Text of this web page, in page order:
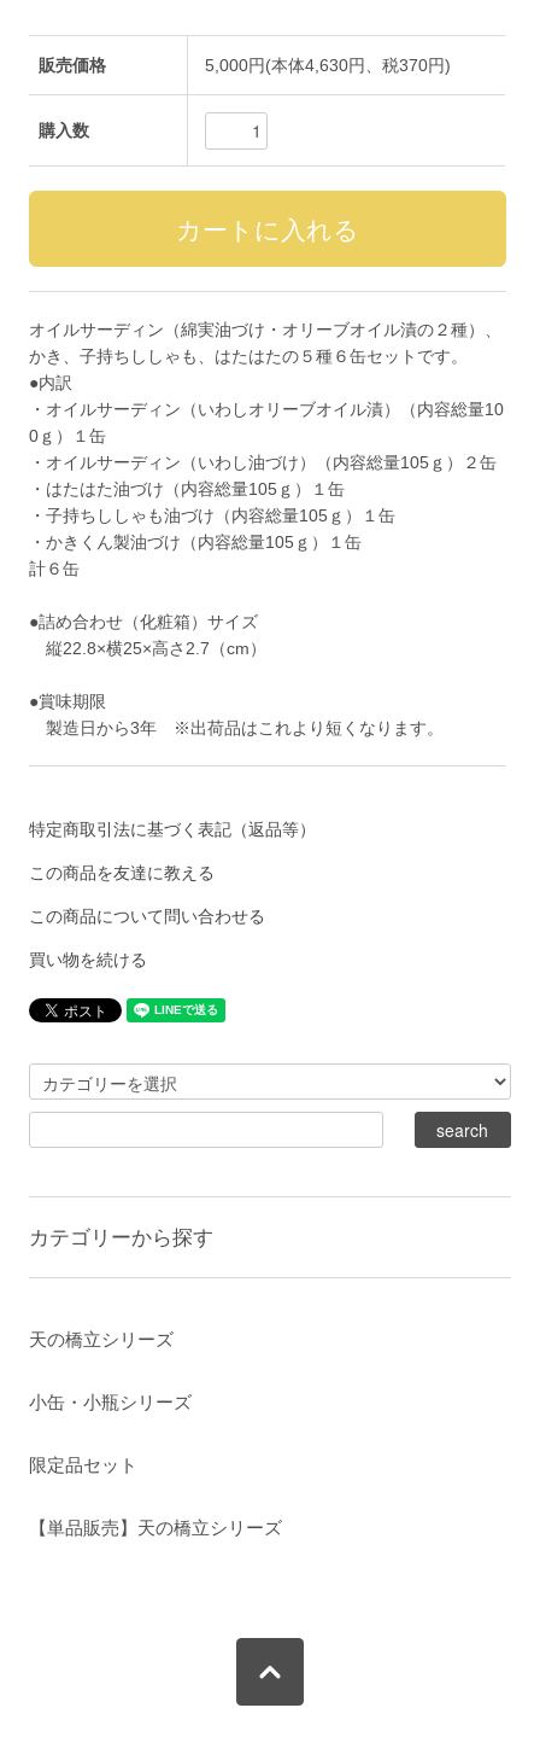
販売価格 5,000円(本体4,630円、税370円)
購入数
オイルサーディン（綿実油づけ・オリーブオイル漬の２種）、
かき、子持ちししゃも、はたはたの５種６缶セットです。
●内訳
・オイルサーディン（いわしオリーブオイル漬）（内容総量10
0ｇ）１缶
・オイルサーディン（いわし油づけ）（内容総量105ｇ）２缶
・はたはた油づけ（内容総量105ｇ）１缶
・子持ちししゃも油づけ（内容総量105ｇ）１缶
・かきくん製油づけ（内容総量105ｇ）１缶
計６缶
●詰め合わせ（化粧箱）サイズ
縦22.8×横25×高さ2.7（cm）
●賞味期限
製造日から3年 ※出荷品はこれより短くなります。
特定商取引法に基づく表記（返品等）
この商品を友達に教える
この商品について問い合わせる
買い物を続ける
カテゴリーから探す
天の橋立シリーズ
小缶・小瓶シリーズ
限定品セット
【単品販売】天の橋立シリーズ